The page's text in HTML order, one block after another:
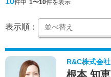
件中 1〜10件を表示
表示順：
R&C株式会社
根本 知恵